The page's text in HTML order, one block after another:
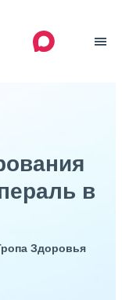
в
Здоровья